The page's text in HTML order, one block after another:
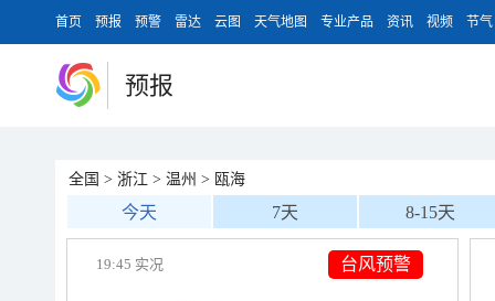
首页 预报 预警 雷达 云图 天气地图 专业产品 资讯 视频 节气
预报
全国 > 浙江 > 温州 > 瓯海
今天 7天 8-15天
台风预警
19:45 实况